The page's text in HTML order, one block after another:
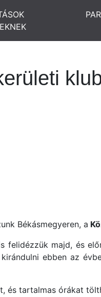
Békásmegyeren, a
felidézzük majd, és
ebben az
és tartalmas órákat